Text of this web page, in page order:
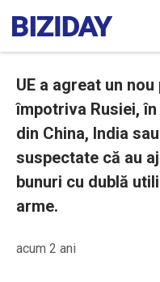
UE a agreat un
împotriva Rusiei,
din China, India
suspectate că au
bunuri cu dublă
arme.
acum 2 ani